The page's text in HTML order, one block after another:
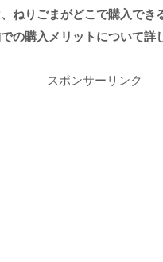
ねりごまがどこで購入でき
の購入メリットについて詳
スポンサーリンク